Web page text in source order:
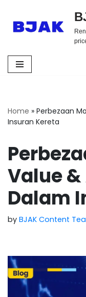
Skip
Home » Perbezaan
Insuran Kereta
Value
Dalam
by BJAK Content